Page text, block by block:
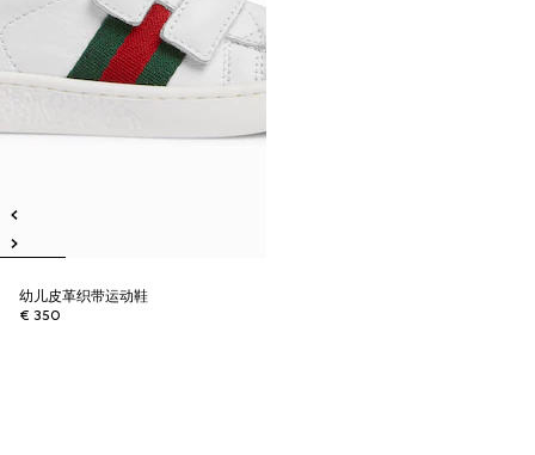
幼儿皮革织带运动鞋
€ 350